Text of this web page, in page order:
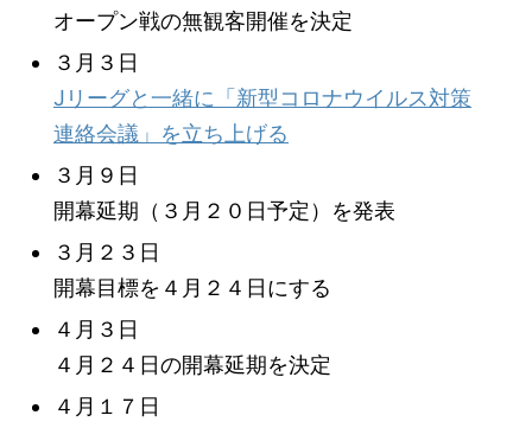
オープン戦の無観客開催を決定
３月３日
Jリーグと一緒に「新型コロナウイルス対策
連絡会議」を立ち上げる
３月９日
開幕延期（３月２０日予定）を発表
３月２３日
開幕目標を４月２４日にする
４月３日
４月２４日の開幕延期を決定
４月１７日